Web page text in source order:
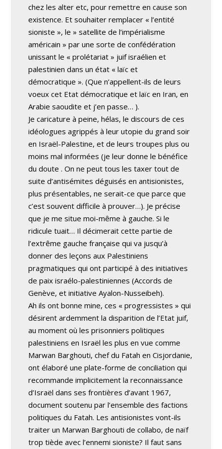
chez les alter etc, pour remettre en cause son
existence. Et souhaiter remplacer « l’entité
sioniste », le » satellite de l’impérialisme
américain » par une sorte de confédération
unissant le « prolétariat » juif israélien et
palestinien dans un état « laïc et
démocratique ». (Que n’appellent-ils de leurs
voeux cet Etat démocratique et laïc en Iran, en
Arabie saoudite et j’en passe… ).
Je caricature à peine, hélas, le discours de ces
idéologues agrippés à leur utopie du grand soir
en Israël-Palestine, et de leurs troupes plus ou
moins mal informées (je leur donne le bénéfice
du doute . On ne peut tous les taxer tout de
suite d’antisémites déguisés en antisionistes,
plus présentables, ne serait-ce que parce que
c’est souvent difficile à prouver…). Je précise
que je me situe moi-même à gauche. Si le
ridicule tuait… Il décimerait cette partie de
l’extrême gauche française qui va jusqu’à
donner des leçons aux Palestiniens
pragmatiques qui ont participé à des initiatives
de paix israélo-palestiniennes (Accords de
Genève, et initiative Ayalon-Nusseibeh).
Ah ils ont bonne mine, ces « progressistes » qui
désirent ardemment la disparition de l’Etat juif,
au moment où les prisonniers politiques
palestiniens en Israël les plus en vue comme
Marwan Barghouti, chef du Fatah en Cisjordanie,
ont élaboré une plate-forme de conciliation qui
recommande implicitement la reconnaissance
d’Israël dans ses frontières d’avant 1967,
document soutenu par l’ensemble des factions
politiques du Fatah. Les antisionistes vont-ils
traiter un Marwan Barghouti de collabo, de naïf
trop tiède avec l’ennemi sioniste? Il faut sans